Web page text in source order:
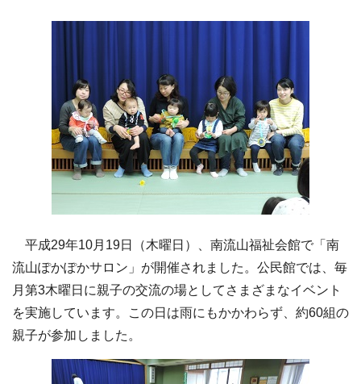
平成29年10月19日（木曜日）、南流山福祉会館で「南
流山ぽかぽかサロン」が開催されました。公民館では、毎
月第3木曜日に親子の交流の場としてさまざまなイベント
を実施しています。この日は雨にもかかわらず、約60組の
親子が参加しました。